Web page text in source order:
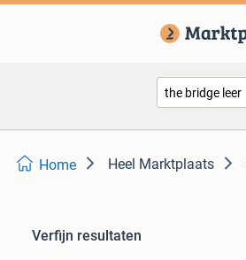
Home Heel Marktplaats
Verfijn resultaten